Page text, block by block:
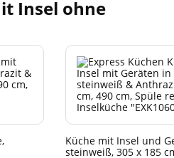
Insel ohne
Küche mit Insel und
steinweiß, 305 x 185